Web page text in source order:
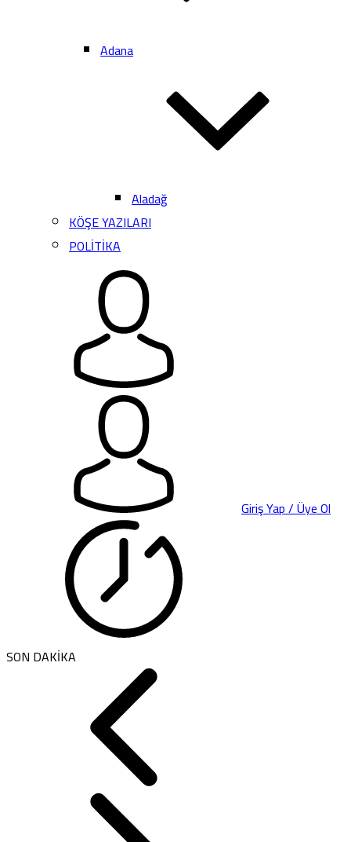
Adana
Aladağ
KÖŞE YAZILARI
POLİTİKA
Giriş Yap / Üye Ol
SON DAKİKA